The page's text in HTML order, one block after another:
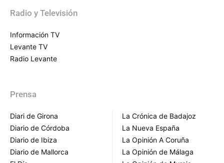
Radio y Televisión
Información TV
Levante TV
Radio Levante
Prensa
Diari de Girona
Diario de Córdoba
Diario de Ibiza
Diario de Mallorca
La Crónica de Badajoz
La Nueva España
La Opinión A Coruña
La Opinión de Málaga